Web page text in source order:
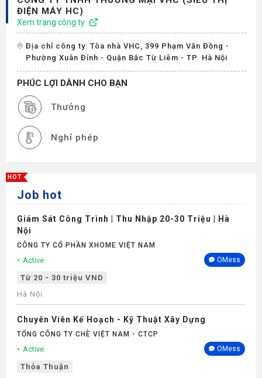
ĐIỆN MÁY HC)
Xem trang công ty
Địa chỉ công ty: Tòa nhà VHC, 399 Phạm Văn Đồng -
Phường Xuân Đỉnh - Quận Bắc Từ Liêm - TP. Hà Nội
PHÚC LỢI DÀNH CHO BẠN
Thưởng
Nghỉ phép
HOT
Job hot
Giám Sát Công Trình | Thu Nhập 20-30 Triệu | Hà
Nội
CÔNG TY CỔ PHẦN XHOME VIỆT NAM
Active OMess
Từ 20 - 30 triệu VND
Hà Nội
Chuyên Viên Kế Hoạch - Kỹ Thuật Xây Dựng
TỔNG CÔNG TY CHÈ VIỆT NAM - CTCP
Active OMess
Thỏa Thuận